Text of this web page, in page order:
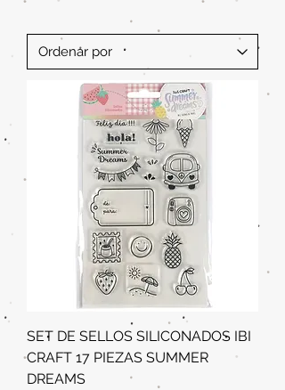
SET DE SELLOS SILICONADOS IBI
CRAFT 17 PIEZAS SUMMER
DREAMS